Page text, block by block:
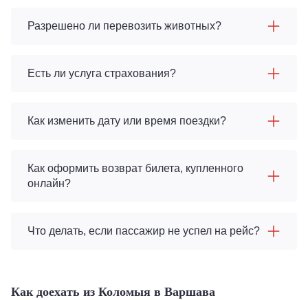
Разрешено ли перевозить животных?
Есть ли услуга страхования?
Как изменить дату или время поездки?
Как оформить возврат билета, купленного
онлайн?
Что делать, если пассажир не успел на рейс?
Как доехать из Коломыя в Варшава